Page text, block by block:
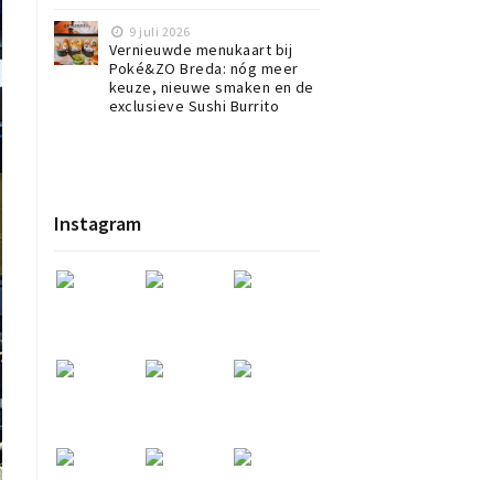
9 juli 2026
Vernieuwde menukaart bij
Poké&ZO Breda: nóg meer
keuze, nieuwe smaken en de
exclusieve Sushi Burrito
Instagram